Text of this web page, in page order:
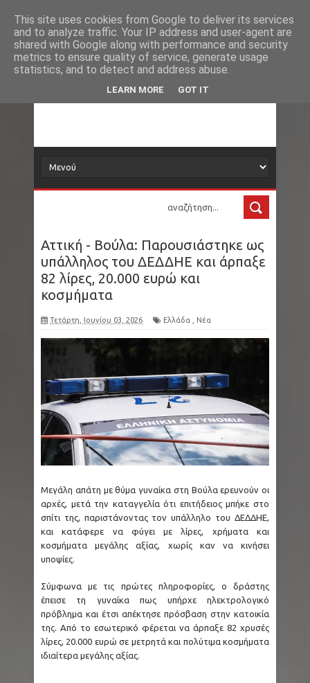
Νέα Loading...
δορυφόρος
Τα νέα όλου του κόσμου στο πιάτο σας
Αττική - Βούλα: Παρουσιάστηκε ως
υπάλληλος του ΔΕΔΔΗΕ και άρπαξε
82 λίρες, 20.000 ευρώ και
κοσμήματα
Τετάρτη, Ιουνίου 03, 2026 Ελλάδα Νέα
Μεγάλη απάτη με θύμα γυναίκα στη Βούλα ερευνούν οι
αρχές, μετά την καταγγελία ότι επιτήδειος μπήκε στο
σπίτι της, παριστάνοντας τον υπάλληλο του ΔΕΔΔΗΕ,
και κατάφερε να φύγει με λίρες, χρήματα και
κοσμήματα μεγάλης αξίας, χωρίς καν να κινήσει
υποψίες.
Σύμφωνα με τις πρώτες πληροφορίες, ο δράστης
έπεισε τη γυναίκα πως υπήρχε ηλεκτρολογικό
πρόβλημα και έτσι απέκτησε πρόσβαση στην κατοικία
της. Από το εσωτερικό φέρεται να άρπαξε 82 χρυσές
λίρες, 20.000 ευρώ σε μετρητά και πολύτιμα κοσμήματα
ιδιαίτερα μεγάλης αξίας.
This site uses cookies from Google to deliver its services
and to analyze traffic. Your IP address and user-agent are
shared with Google along with performance and security
metrics to ensure quality of service, generate usage
statistics, and to detect and address abuse.
LEARN MORE GOT IT